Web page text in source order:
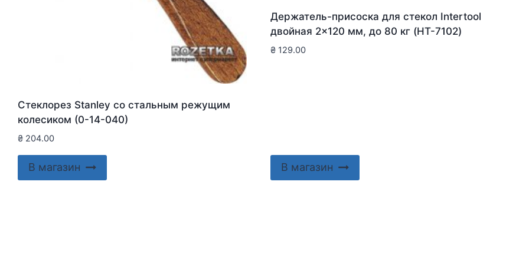
Стеклорез Stanley со стальным режущим
колесиком (0-14-040)
₴ 204.00
В магазин
Держатель-присоска для стекол Intertool
двойная 2×120 мм, до 80 кг (HT-7102)
₴129.00
В магазин